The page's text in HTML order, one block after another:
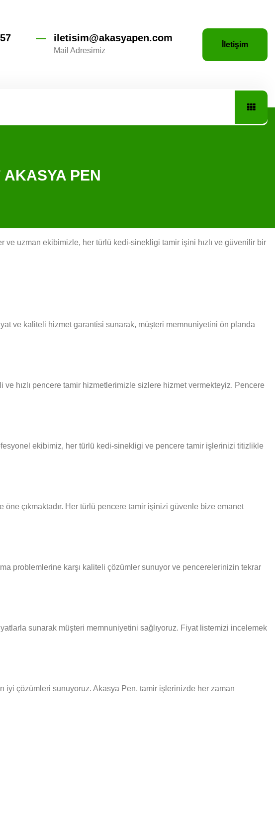
iletisim@akasyapen.com
Mail Adresimiz
İletişim
PEN
uzman ekibimizle, her türlü kedi-sinekligi tamir işini hızlı ve güvenilir bir
ve kaliteli hizmet garantisi sunarak, müşteri memnuniyetini ön planda
hızlı pencere tamir hizmetlerimizle sizlere hizmet vermekteyiz. Pencere
ekibimiz, her türlü kedi-sinekligi ve pencere tamir işlerinizi titizlikle
çıkmaktadır. Her türlü pencere tamir işinizi güvenle bize emanet
problemlerine karşı kaliteli çözümler sunuyor ve pencerelerinizin tekrar
sunarak müşteri memnuniyetini sağlıyoruz. Fiyat listemizi incelemek
iyi çözümleri sunuyoruz. Akasya Pen, tamir işlerinizde her zaman